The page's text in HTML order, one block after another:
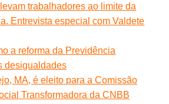
trabalhadores ao limite da
Entrevista especial com Valdete
a reforma da Previdência
desigualdades
MA, é eleito para a Comissão
Transformadora da CNBB